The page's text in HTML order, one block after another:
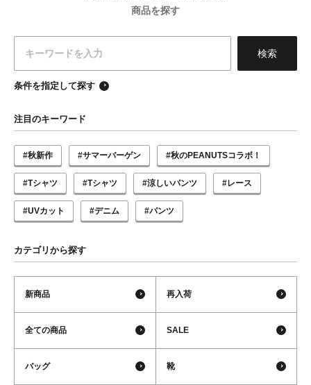
商品を探す
条件を指定して探す
注目のキーワード
#秋新作 #サマーバーゲン #秋のPEANUTSコラボ！
#Tシャツ #Tシャツ #涼しいパンツ #レース
#UVカット #デニム #パンツ
カテゴリから探す
新商品 再入荷
全ての商品 SALE
バッグ 靴